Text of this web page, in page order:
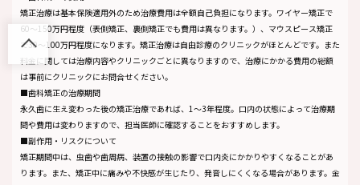
矯正治療は基本保険適用外のため治療費用は全額自己負担になります。ワイヤー矯正で
60～150万円程度（表側矯正、裏側矯正でも費用は異なります。）、マウスピース矯正
で30～100万円程度になります。矯正治療は自由診療のクリニックがほとんどです。また
料金に関しては治療内容やクリニックごとに異なりますので、治療にかかる費用の総額
は事前にクリニックにお問合せください。
■歯科矯正の治療期間
永久歯に生え変わった後の矯正治療であれば、1～3年程度。口内の状態によって治療期
間や費用は変わりますので、担当医師に確認することをおすすめします。
■副作用・リスクについて
矯正期間中は、虫歯や歯周病、装置の接触の影響で口内炎にかかりやすくなることがあ
ります。また、矯正中に痛みや不快感が生じたり、発音しにくくなる場合があります。金